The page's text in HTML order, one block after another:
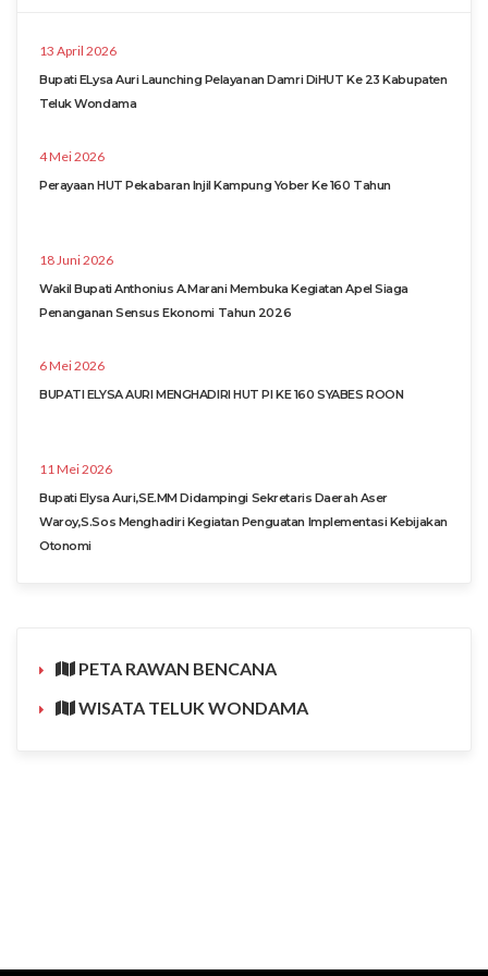
13 April 2026
Bupati ELysa Auri Launching Pelayanan Damri DiHUT Ke 23 Kabupaten
Teluk Wondama
4 Mei 2026
Perayaan HUT Pekabaran Injil Kampung Yober Ke 160 Tahun
18 Juni 2026
Wakil Bupati Anthonius A.Marani Membuka Kegiatan Apel Siaga
Penanganan Sensus Ekonomi Tahun 2026
6 Mei 2026
BUPATI ELYSA AURI MENGHADIRI HUT PI KE 160 SYABES ROON
11 Mei 2026
Bupati Elysa Auri,SE.MM Didampingi Sekretaris Daerah Aser
Waroy,S.Sos Menghadiri Kegiatan Penguatan Implementasi Kebijakan
Otonomi
PETA RAWAN BENCANA
WISATA TELUK WONDAMA